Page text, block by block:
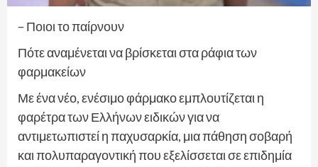
– Ποιοι το παίρνουν
Πότε αναμένεται να βρίσκεται στα ράφια των
φαρμακείων
Με ένα νέο, ενέσιμο φάρμακο εμπλουτίζεται η
φαρέτρα των Ελλήνων ειδικών για να
αντιμετωπιστεί η παχυσαρκία, μια πάθηση σοβαρή
και πολυπαραγοντική που εξελίσσεται σε επιδημία